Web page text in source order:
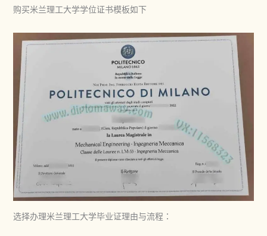
购买米兰理工大学学位证书模板如下
选择办理米兰理工大学毕业证理由与流程：